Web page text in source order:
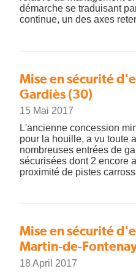
démarche se traduisant
continue, un des axes
Mise en sécurité
Gardiès (30)
15 Mai 2017
L'ancienne concession
pour la houille, a vu toute
nombreuses entrées de
sécurisées dont 2 encore
proximité de pistes
Mise en sécurité
Martin-de-
18 April 2017